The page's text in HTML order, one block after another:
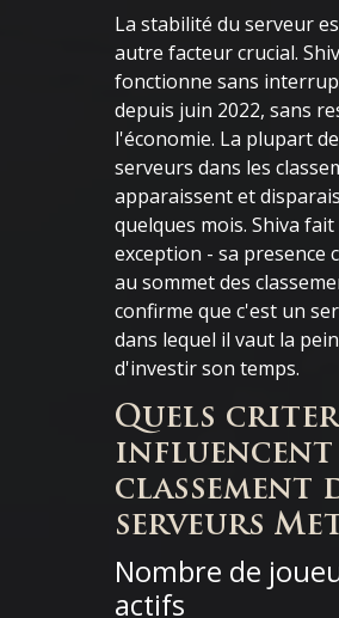
La stabilité du serveur
autre facteur crucial.
fonctionne sans
depuis juin 2022, sans
l'économie. La plupart
serveurs dans les
apparaissent et
quelques mois. Shiva fait
exception - sa presence
au sommet des
confirme que c'est un
dans lequel il vaut la
d'investir son temps.
Quels
influencent
classement
serveurs
Nombre de
actifs